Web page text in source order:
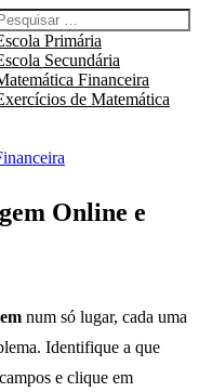
Abre o menu principal do site.
:
Primária
Secundária
Financeira
de Matemática
Online e
num só lugar, cada uma
Identifique a que
e clique em